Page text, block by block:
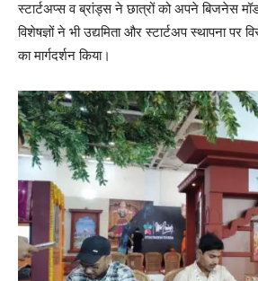
स्टार्टअप्स व ब्रांड्स ने छात्रों को अपने बिजनेस
विशेषज्ञों ने भी उद्यमिता और स्टार्टअप स्थापना पर
का मार्गदर्शन किया।